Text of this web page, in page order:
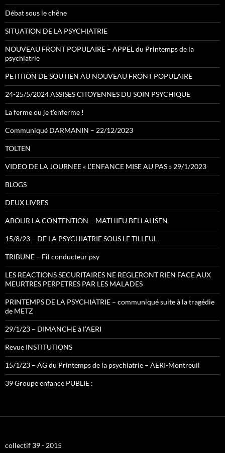
Débat sous le chêne
SITUATION DE LA PSYCHIATRIE
NOUVEAU FRONT POPULAIRE – APPEL du Printemps de la
psychiatrie
PETITION DE SOUTIEN AU NOUVEAU FRONT POPULAIRE
24-25/5/2024 ASSISES CITOYENNES DU SOIN PSYCHIQUE
La ferme ou je t’enferme !
Communiqué DARMANIN – 22/12/2023
TOLTEN
VIDEO DE LA JOURNEE « L’ENFANCE MISE AU PAS » 29/1/2023
BLOGS
DEUX LIVRES
ABOLIR LA CONTENTION – MATHIEU BELLAHSEN
15/8/23 – DE LA PSYCHIATRIE SOUS LE TILLEUL
TRIBUNE – Fil conducteur psy
LES REACTIONS SECURITAIRES NE REGLERONT RIEN FACE AUX
MEURTRES PERPETRES PAR LES MALADES
PRINTEMPS DE LA PSYCHIATRIE – communiqué suite à la tragédie
de METZ
29/1/23 – DIMANCHE à l’AERI
Revue INSTITUTIONS
15/1/23 – AG du Printemps de la psychiatrie – AERI-Montreuil
39 Groupe enfance PUBLIE :
collectif 39 - 2015